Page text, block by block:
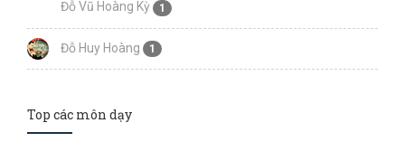
Đỗ Vũ Hoàng Kỳ 1
Đỗ Huy Hoàng 1
Top các môn dạy